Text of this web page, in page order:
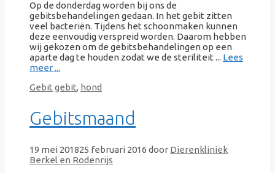
Op de donderdag worden bij ons de
gebitsbehandelingen gedaan. In het gebit zitten
veel bacteriën. Tijdens het schoonmaken kunnen
deze eenvoudig verspreid worden. Daarom hebben
wij gekozen om de gebitsbehandelingen op een
aparte dag te houden zodat we de steriliteit ... Lees
meer ...
Categorieën
Gebit Tags
gebit, hond
Gebitsmaand
19 mei 201825 februari 2016 door Dierenkliniek
Berkel en Rodenrijs